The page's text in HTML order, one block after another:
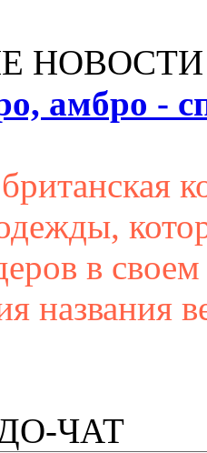
НОВОСТИ
амбро -
в
названия
ЧАТ